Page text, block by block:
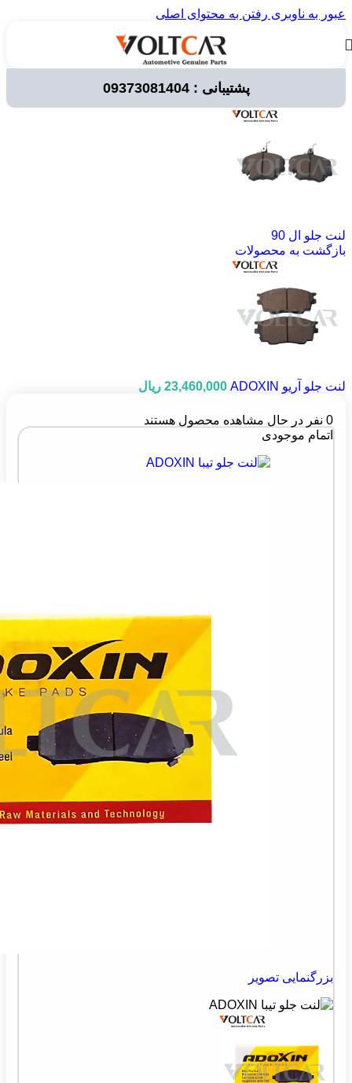
عبور به ناوبری رفتن به محتوای اصلی
پشتیبانی : 09373081404قطعات خودرو/ لوازم مصرفی خودرو/ لنت ترمز
لنت جلو ال 90
بازگشت به محصولات
لنت جلو آریو ADOXIN 23,460,000 ریال
0 نفر در حال مشاهده محصول هستند
اتمام موجودی
بزرگنمایی تصویر